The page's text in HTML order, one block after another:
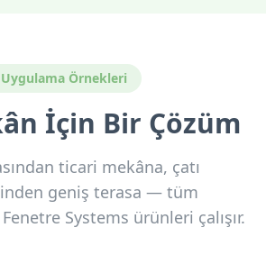
Uygulama Örnekleri
İçin Bir Çözüm
ticari mekâna, çatı
geniş terasa — tüm
Systems ürünleri çalışır.